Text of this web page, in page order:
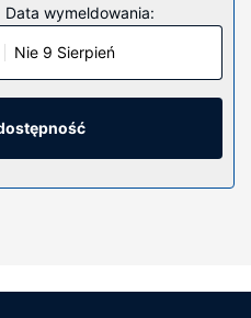
pokojach, których
płaskoekranowy.
dostęp do
światem, a płatne kanały
— wyposażenie:
takie udogodnienia
Data wymeldowania:
Nie 9 Sierpień